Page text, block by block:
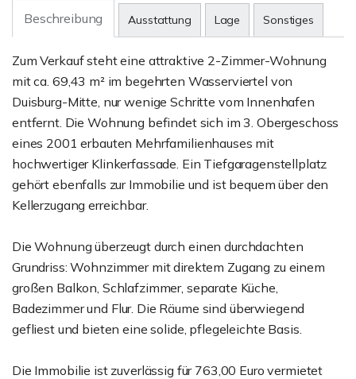
Beschreibung Ausstattung Lage Sonstiges
Zum Verkauf steht eine attraktive 2-Zimmer-Wohnung
mit ca. 69,43 m² im begehrten Wasserviertel von
Duisburg-Mitte, nur wenige Schritte vom Innenhafen
entfernt. Die Wohnung befindet sich im 3. Obergeschoss
eines 2001 erbauten Mehrfamilienhauses mit
hochwertiger Klinkerfassade. Ein Tiefgaragenstellplatz
gehört ebenfalls zur Immobilie und ist bequem über den
Kellerzugang erreichbar.
Die Wohnung überzeugt durch einen durchdachten
Grundriss: Wohnzimmer mit direktem Zugang zu einem
großen Balkon, Schlafzimmer, separate Küche,
Badezimmer und Flur. Die Räume sind überwiegend
gefliest und bieten eine solide, pflegeleichte Basis.
Die Immobilie ist zuverlässig für 763,00 Euro vermietet